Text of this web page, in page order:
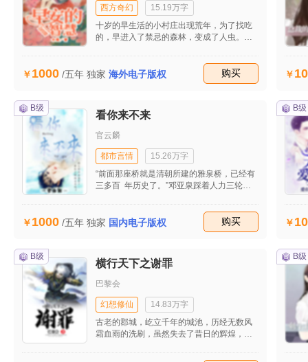
对着父亲的失踪，同行业对手的挑衅，一直
都生活平顺的他感觉到了前所未有的危难。
西方奇幻
15.19万字
十岁的早生活的小村庄出现荒年，为了找吃
的，早进入了禁忌的森林，变成了人虫。没
情和危险。
1000 /五年 独家 海外电子版权 购买
B级
看你来不来
官云麟
都市言情
15.26万字
“前面那座桥就是清朝所建的雅泉桥，已经有
三多百 年历史了。”邓亚泉踩着人力三轮
会刚好爬到上面，桥就 塌了。”年纪差不多
十七�p八岁的女孩上半身往前倾 ，用东南
“呵呵~~~不会啦！”如果你妈不减肥的话，不
只桥断 了，还会自动帮你开路，让你一路直
达十八层地狱的 第十九楼。不过，第十九楼
的，就掉到龙王宫当女佣好了，免 得人鱼公
主太过无聊，跳海自杀。但是，她已经活在
海里了，要怎么跳海自杀呢？！
1000 /五年 独家 国内电子版权 购买
B级
B级
横行天下之谢罪
巴黎会
幻想修仙
14.83万字
古老的郡城，屹立千年的城池，历经无数风
霜血雨的洗刷，虽然失去了昔日的辉煌，但
B级